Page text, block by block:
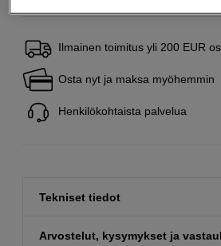
Ilmainen toimitus yli 200 EUR
Osta nyt ja maksa myöhemmin
Henkilökohtaista palvelua
Tekniset tiedot
Arvostelut, kysymykset ja